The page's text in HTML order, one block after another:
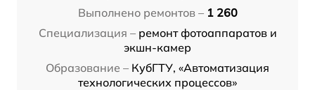
Выполнено ремонтов – 1 260
Специализация – ремонт фотоаппаратов и
экшн-камер
Образование – КубГТУ, «Автоматизация
технологических процессов»